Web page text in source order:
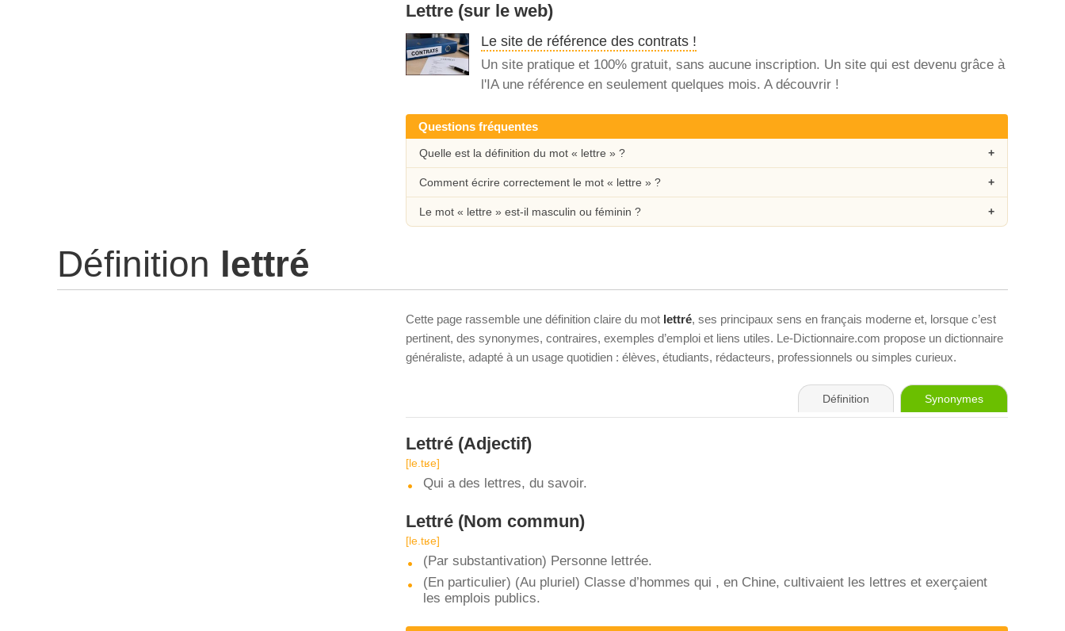
Lettre (sur le web)
Le site de référence des contrats !
Un site pratique et 100% gratuit, sans aucune inscription. Un site qui est devenu grâce à
l'IA une référence en seulement quelques mois. A découvrir !
Questions fréquentes
Quelle est la définition du mot « lettre » ?
Comment écrire correctement le mot « lettre » ?
Le mot « lettre » est-il masculin ou féminin ?
Définition lettré
Cette page rassemble une définition claire du mot lettré, ses principaux sens en français moderne et, lorsque c’est
pertinent, des synonymes, contraires, exemples d’emploi et liens utiles. Le-Dictionnaire.com propose un dictionnaire
généraliste, adapté à un usage quotidien : élèves, étudiants, rédacteurs, professionnels ou simples curieux.
Définition Synonymes
Lettré (Adjectif)
[le.tʁe]
Qui a des lettres, du savoir.
Lettré (Nom commun)
[le.tʁe]
(Par substantivation) Personne lettrée.
(En particulier) (Au pluriel) Classe d’hommes qui , en Chine, cultivaient les lettres et exerçaient
les emplois publics.